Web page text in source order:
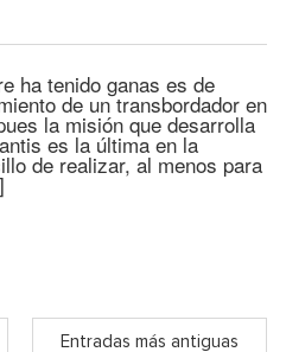
ha tenido ganas es de
de un transbordador en
la misión que desarrolla
es la última en la
de realizar, al menos para
Entradas más antiguas